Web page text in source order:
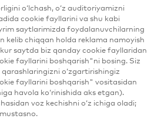
va savdo
uchun
keyingi
o‘lchash, o‘z auditoriyamizni
cookie fayllarini va shu kabi
saytlarimizda foydalanuvchilarning
kelib chiqqan holda reklama namoyish
saytda biz qanday cookie fayllaridan
fayllarini boshqarish"ni bosing. Siz
o‘zgartirishingiz
fayllarini boshqarish" vositasidan
havola ko‘rinishida aks etgan).
voz kechishni o‘z ichiga oladi;